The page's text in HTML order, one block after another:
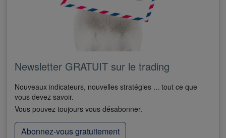
Newsletter GRATUIT sur le trading
Nouveaux indicateurs, nouvelles stratégies ... tout ce que
vous devez savoir.
Vous pouvez toujours vous désabonner.
Abonnez-vous gratuitement